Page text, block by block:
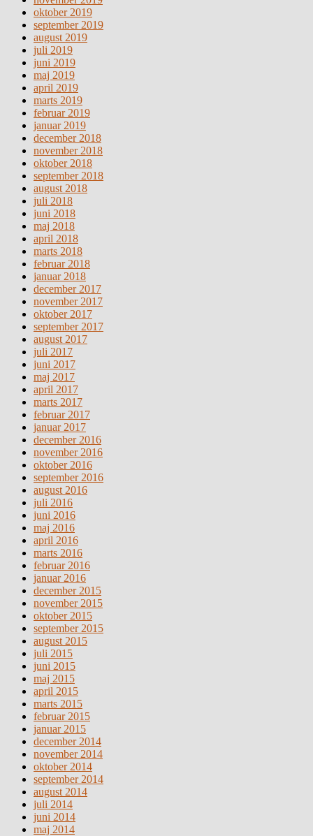
oktober 2019
september 2019
august 2019
juli 2019
juni 2019
maj 2019
april 2019
marts 2019
februar 2019
januar 2019
december 2018
november 2018
oktober 2018
september 2018
august 2018
juli 2018
juni 2018
maj 2018
april 2018
marts 2018
februar 2018
januar 2018
december 2017
november 2017
oktober 2017
september 2017
august 2017
juli 2017
juni 2017
maj 2017
april 2017
marts 2017
februar 2017
januar 2017
december 2016
november 2016
oktober 2016
september 2016
august 2016
juli 2016
juni 2016
maj 2016
april 2016
marts 2016
februar 2016
januar 2016
december 2015
november 2015
oktober 2015
september 2015
august 2015
juli 2015
juni 2015
maj 2015
april 2015
marts 2015
februar 2015
januar 2015
december 2014
november 2014
oktober 2014
september 2014
august 2014
juli 2014
juni 2014
maj 2014